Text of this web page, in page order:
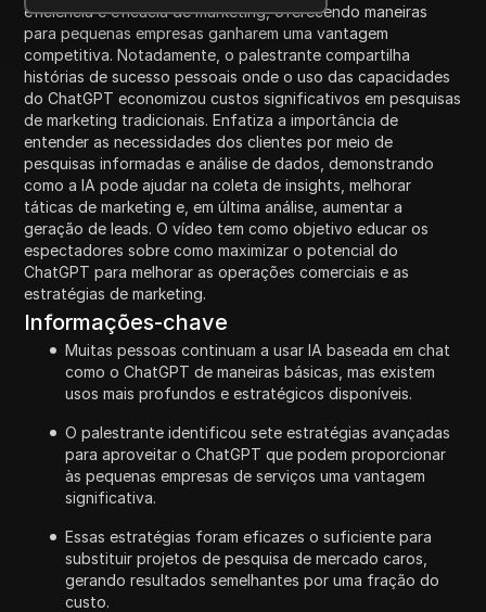
eficiência e eficácia de marketing, oferecendo maneiras
para pequenas empresas ganharem uma vantagem
competitiva. Notadamente, o palestrante compartilha
histórias de sucesso pessoais onde o uso das capacidades
do ChatGPT economizou custos significativos em pesquisas
de marketing tradicionais. Enfatiza a importância de
entender as necessidades dos clientes por meio de
pesquisas informadas e análise de dados, demonstrando
como a IA pode ajudar na coleta de insights, melhorar
táticas de marketing e, em última análise, aumentar a
geração de leads. O vídeo tem como objetivo educar os
espectadores sobre como maximizar o potencial do
ChatGPT para melhorar as operações comerciais e as
estratégias de marketing.
Informações-chave
Muitas pessoas continuam a usar IA baseada em chat
como o ChatGPT de maneiras básicas, mas existem
usos mais profundos e estratégicos disponíveis.
O palestrante identificou sete estratégias avançadas
para aproveitar o ChatGPT que podem proporcionar
às pequenas empresas de serviços uma vantagem
significativa.
Essas estratégias foram eficazes o suficiente para
substituir projetos de pesquisa de mercado caros,
gerando resultados semelhantes por uma fração do
custo.